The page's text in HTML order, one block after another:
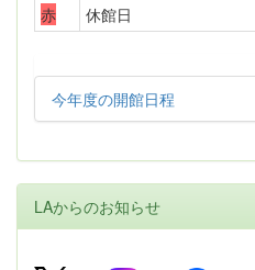
赤
休館日
今年度の開館日程
LAからのお知らせ